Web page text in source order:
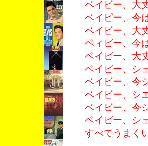
ベイビー、大
ベイピー、今
ベイビー、大
ベィビー、今
ベイビー、大
ベイビー、シ
ベイビー、今
ベイビー、シ
ベイビー、今
ベイビー、シ
すべてうまく